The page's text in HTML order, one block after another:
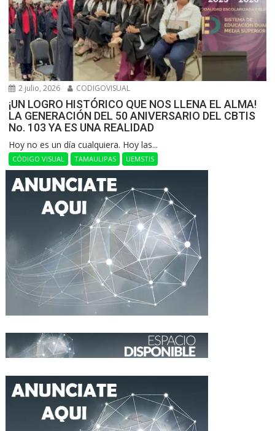
2 julio, 2026 CODIGOVISUAL
¡UN LOGRO HISTÓRICO QUE NOS LLENA EL ALMA!
LA GENERACIÓN DEL 50 ANIVERSARIO DEL CBTIS
No. 103 YA ES UNA REALIDAD
Hoy no es un día cualquiera. Hoy las...
CÓDIGO VISUAL TAMAULIPAS UEMSTIS